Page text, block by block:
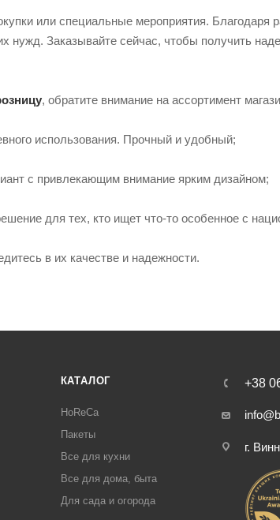
или специальные мероприятия. Благодаря
нужд. Заказывайте сейчас, чтобы получить
, обратите внимание на ассортимент
использования. Прочный и удобный;
с привлекающим внимание ярким дизайном;
для тех, кто ищет что-то особенное с
в их качестве и надежности.
КАТАЛОГ
HoReCa
Пакеты
Все для кухни
Все для дома, быта
Для сада и огорода
+38
г.